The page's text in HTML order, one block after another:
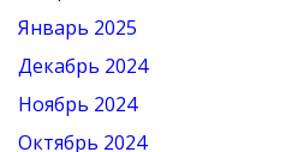
Январь 2025
Декабрь 2024
Ноябрь 2024
Октябрь 2024